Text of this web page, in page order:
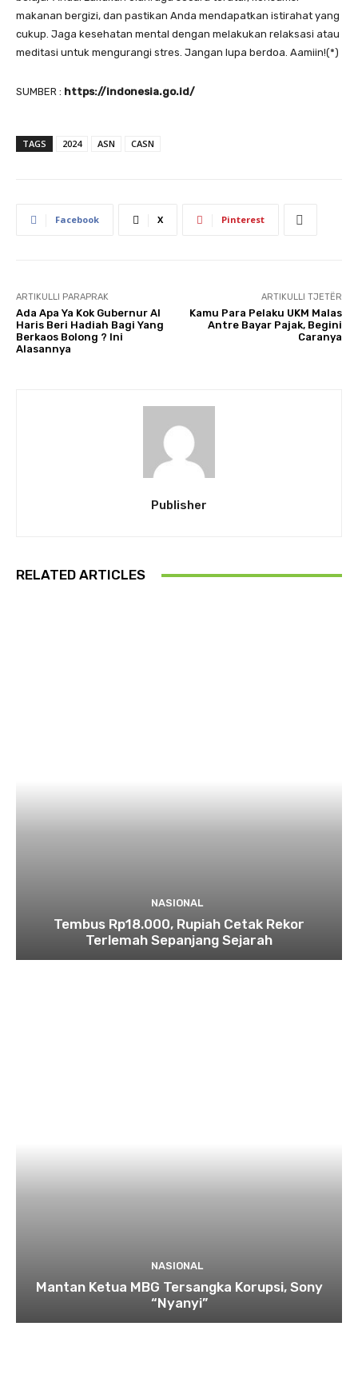
makanan bergizi, dan pastikan Anda mendapatkan istirahat yang
cukup. Jaga kesehatan mental dengan melakukan relaksasi atau
meditasi untuk mengurangi stres. Jangan lupa berdoa. Aamiin!(*)
SUMBER : https://indonesia.go.id/
TAGS 2024 ASN CASN
Facebook X Pinterest
ARTIKULLI PARAPRAK
Ada Apa Ya Kok Gubernur Al
Haris Beri Hadiah Bagi Yang
Berkaos Bolong ? Ini
Alasannya
ARTIKULLI TJETËR
Kamu Para Pelaku UKM Malas
Antre Bayar Pajak, Begini
Caranya
Publisher
RELATED ARTICLES
NASIONAL
Tembus Rp18.000, Rupiah Cetak Rekor
Terlemah Sepanjang Sejarah
NASIONAL
Mantan Ketua MBG Tersangka Korupsi, Sony
“Nyanyi”